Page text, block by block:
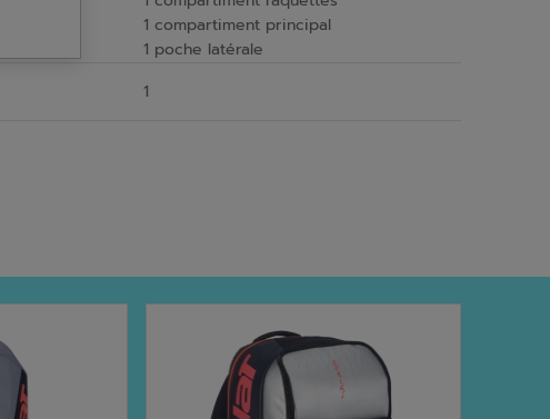
1 compartiment principal
1 poche latérale
1